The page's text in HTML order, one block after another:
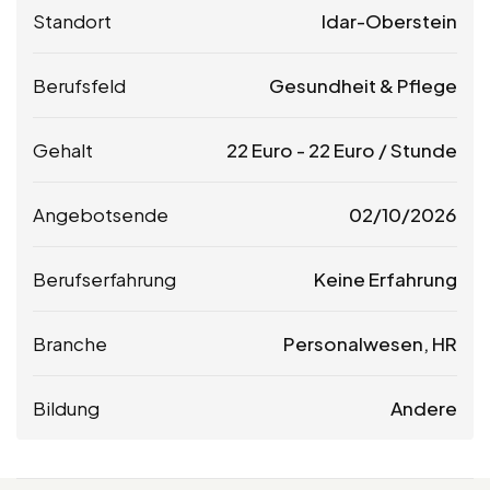
Standort Idar-Oberstein
Berufsfeld Gesundheit & Pflege
Gehalt 22 Euro - 22 Euro / Stunde
Angebotsende 02/10/2026
Berufserfahrung Keine Erfahrung
Branche Personalwesen, HR
Bildung Andere